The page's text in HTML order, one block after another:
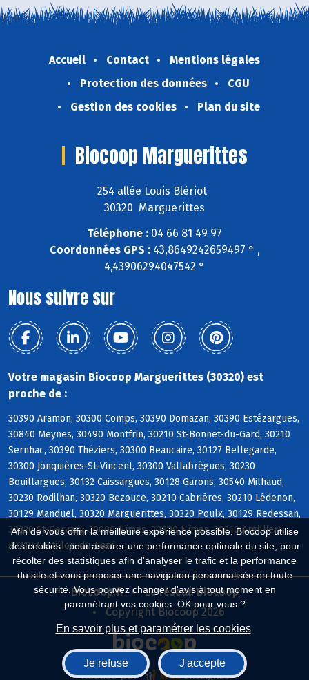
Afin de vous offrir la meilleure expérience possible, Biocoop utilise
des cookies : pour assurer une performance optimale du site, pour
récolter des statistiques afin d'analyser le trafic et la performance
du site et vous proposer une navigation personnalisée en toute
sécurité. Vous pouvez changer d'avis à tout moment en
paramétrant vos cookies. OK pour vous ?
En savoir plus et paramétrer les cookies
Je refuse J'accepte
Accueil Contact
Mentions légales
Protection des données
CGU
Gestion des cookies
Plan du site
Biocoop Marguerittes
254 allée Louis Blériot
30320 Marguerittes
Téléphone : 04 66 81 49 97
Coordonnées GPS :43,8649242659497 ° ,
4,43906294047542 °
Nous suivre sur
Votre magasin Biocoop Marguerittes (30320) est
proche de :
30390 Aramon, 30300 Comps, 30390 Domazan, 30390 Estézargues,
30840 Meynes, 30490 Montfrin, 30210 St-Bonnet-du-Gard, 30210
Sernhac, 30390 Théziers, 30300 Beaucaire, 30127 Bellegarde,
30300 Jonquières-St-Vincent, 30300 Vallabrègues, 30230
Bouillargues, 30132 Caissargues, 30128 Garons, 30540 Milhaud,
30230 Rodilhan, 30320 Bezouce, 30210 Cabrières, 30210 Lédenon,
30129 Manduel, 30320 Marguerittes, 30320 Poulx, 30129 Redessan,
30320 St-Gervasy, 30000 Nîmes, 30900 Nîmes, 30210 Argilliers,
30210 Castillon-du-Gard
Biocoop.fr
Le réseau Biocoop
Copyright Biocoop 2026
Réalisé par